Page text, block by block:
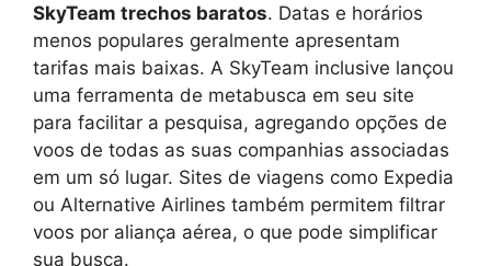
SkyTeam trechos baratos. Datas e horários
menos populares geralmente apresentam
tarifas mais baixas. A SkyTeam inclusive lançou
uma ferramenta de metabusca em seu site
para facilitar a pesquisa, agregando opções de
voos de todas as suas companhias associadas
em um só lugar. Sites de viagens como Expedia
ou Alternative Airlines também permitem filtrar
voos por aliança aérea, o que pode simplificar
sua busca.